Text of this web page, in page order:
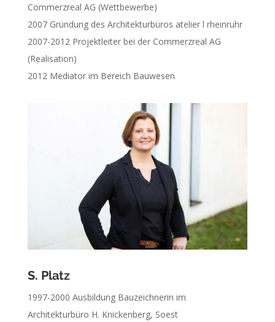
Commerzreal AG (Wettbewerbe)
2007 Gründung des Architekturbüros atelier l rheinruhr
2007-2012 Projektleiter bei der Commerzreal AG
(Realisation)
2012 Mediator im Bereich Bauwesen
S. Platz
1997-2000 Ausbildung Bauzeichnerin im
Architekturbüro H. Knickenberg, Soest